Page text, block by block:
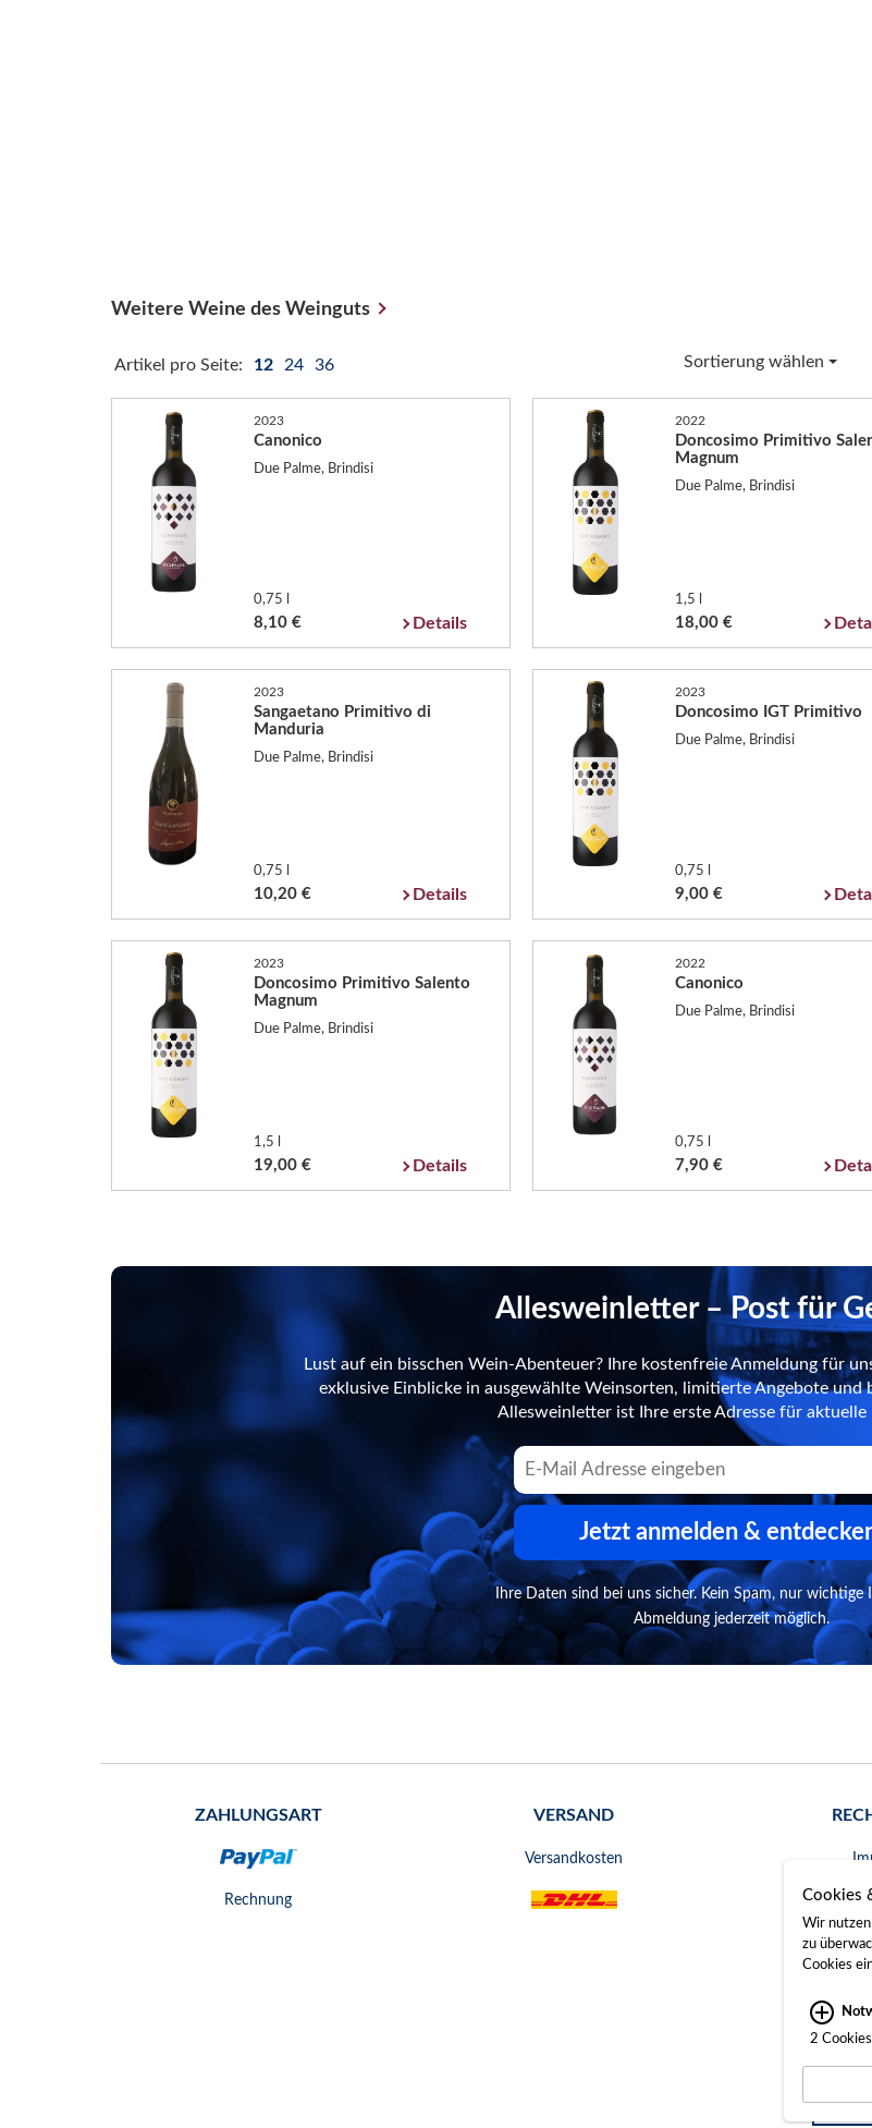
Weitere Weine des Weinguts
Artikel pro Seite: 12 24 36 Sortierung wählen
2023
Canonico
Due Palme, Brindisi
0,75 l
8,10 € Details
2022
Doncosimo Primitivo
Magnum
Due Palme, Brindisi
1,5 l
18,00 €
2023
Sangaetano Primitivo di
Manduria
Due Palme, Brindisi
0,75 l
10,20 € Details
2023
Doncosimo IGT Primitivo
Due Palme, Brindisi
0,75 l
9,00 €
2023
Doncosimo Primitivo Salento
Magnum
Due Palme, Brindisi
1,5 l
19,00 € Details
2022
Canonico
Due Palme, Brindisi
0,75 l
7,90 €
Allesweinletter – Post für
Lust auf ein bisschen Wein-Abenteuer? Ihre kostenfreie Anmeldung für
exklusive Einblicke in ausgewählte Weinsorten, limitierte Angebote und
Allesweinletter ist Ihre erste Adresse für aktuelle
Jetzt anmelden &
Ihre Daten sind bei uns sicher. Kein Spam, nur
Abmeldung jederzeit möglich.
ZAHLUNGSART
Rechnung
VERSAND
Versandkosten
Cookies
Wir nutzen
zu
Cookies
2 Cookies